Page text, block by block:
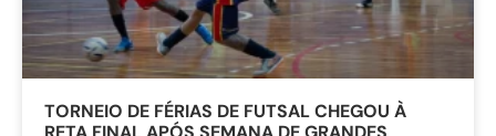
TORNEIO DE FÉRIAS DE FUTSAL CHEGOU À